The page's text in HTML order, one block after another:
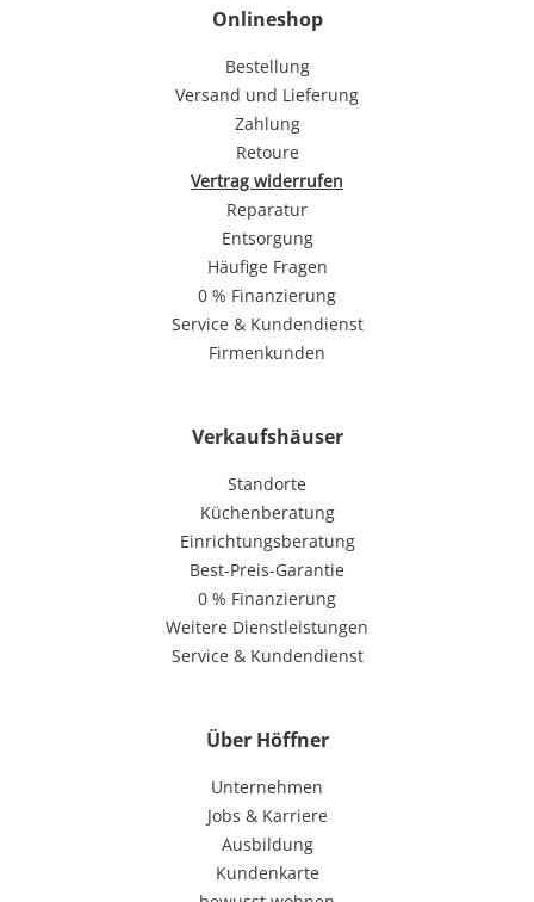
Onlineshop
Bestellung
Versand und Lieferung
Zahlung
Retoure
Vertrag widerrufen
Reparatur
Entsorgung
Häufige Fragen
0 % Finanzierung
Service & Kundendienst
Firmenkunden
Verkaufshäuser
Standorte
Küchenberatung
Einrichtungsberatung
Best-Preis-Garantie
0 % Finanzierung
Weitere Dienstleistungen
Service & Kundendienst
Über Höffner
Unternehmen
Jobs & Karriere
Ausbildung
Kundenkarte